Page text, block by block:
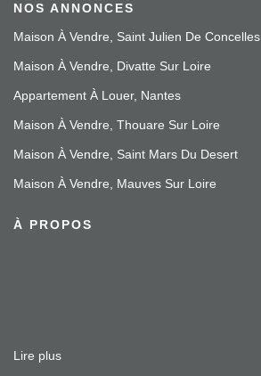
NOS ANNONCES
Maison À Vendre, Saint Julien De Concelles
Maison À Vendre, Divatte Sur Loire
Appartement À Louer, Nantes
Maison À Vendre, Thouare Sur Loire
Maison À Vendre, Saint Mars Du Desert
Maison À Vendre, Mauves Sur Loire
À PROPOS
Lire plus